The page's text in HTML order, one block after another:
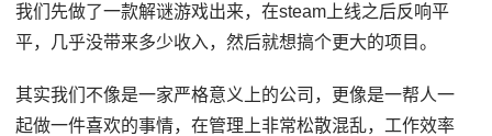
我们先做了一款解谜游戏出来，在steam上线之后反响平
平，几乎没带来多少收入，然后就想搞个更大的项目。
其实我们不像是一家严格意义上的公司，更像是一帮人一
起做一件喜欢的事情，在管理上非常松散混乱，工作效率